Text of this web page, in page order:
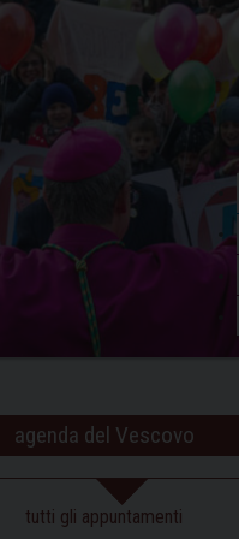
agenda del Vescovo
tutti gli appuntamenti